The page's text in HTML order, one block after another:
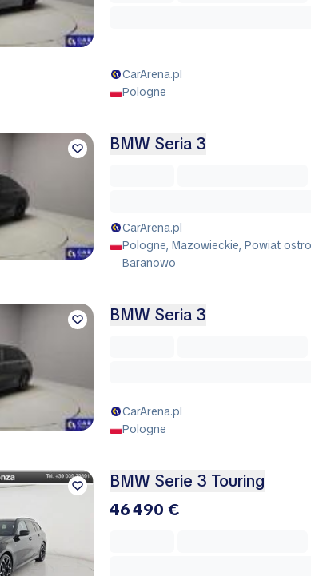
CarArena.pl
Pologne
BMW Seria 3
CarArena.pl
Pologne, Mazowieckie, Powiat
Baranowo
BMW Seria 3
CarArena.pl
Pologne
BMW Serie 3 Touring
46 490 €